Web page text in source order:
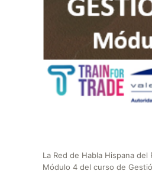
La Red de Habla Hispana
Módulo 4 del curso de